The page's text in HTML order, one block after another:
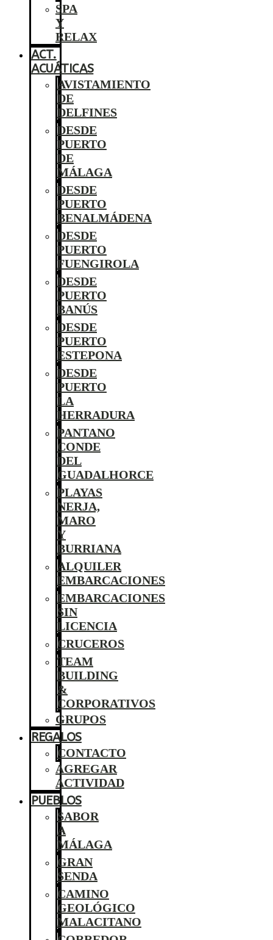
SPA
Y
RELAX
ACT.
ACUÁTICAS
AVISTAMIENTO
DE
DELFINES
DESDE
PUERTO
DE
MÁLAGA
DESDE
PUERTO
BENALMÁDENA
DESDE
PUERTO
FUENGIROLA
DESDE
PUERTO
BANÚS
DESDE
PUERTO
ESTEPONA
DESDE
PUERTO
LA
HERRADURA
PANTANO
CONDE
DEL
GUADALHORCE
PLAYAS
NERJA,
MARO
Y
BURRIANA
ALQUILER
EMBARCACIONES
EMBARCACIONES
SIN
LICENCIA
CRUCEROS
TEAM
BUILDING
&
CORPORATIVOS
GRUPOS
REGALOS
CONTACTO
AGREGAR
ACTIVIDAD
PUEBLOS
SABOR
A
MÁLAGA
GRAN
SENDA
CAMINO
GEOLÓGICO
MALACITANO